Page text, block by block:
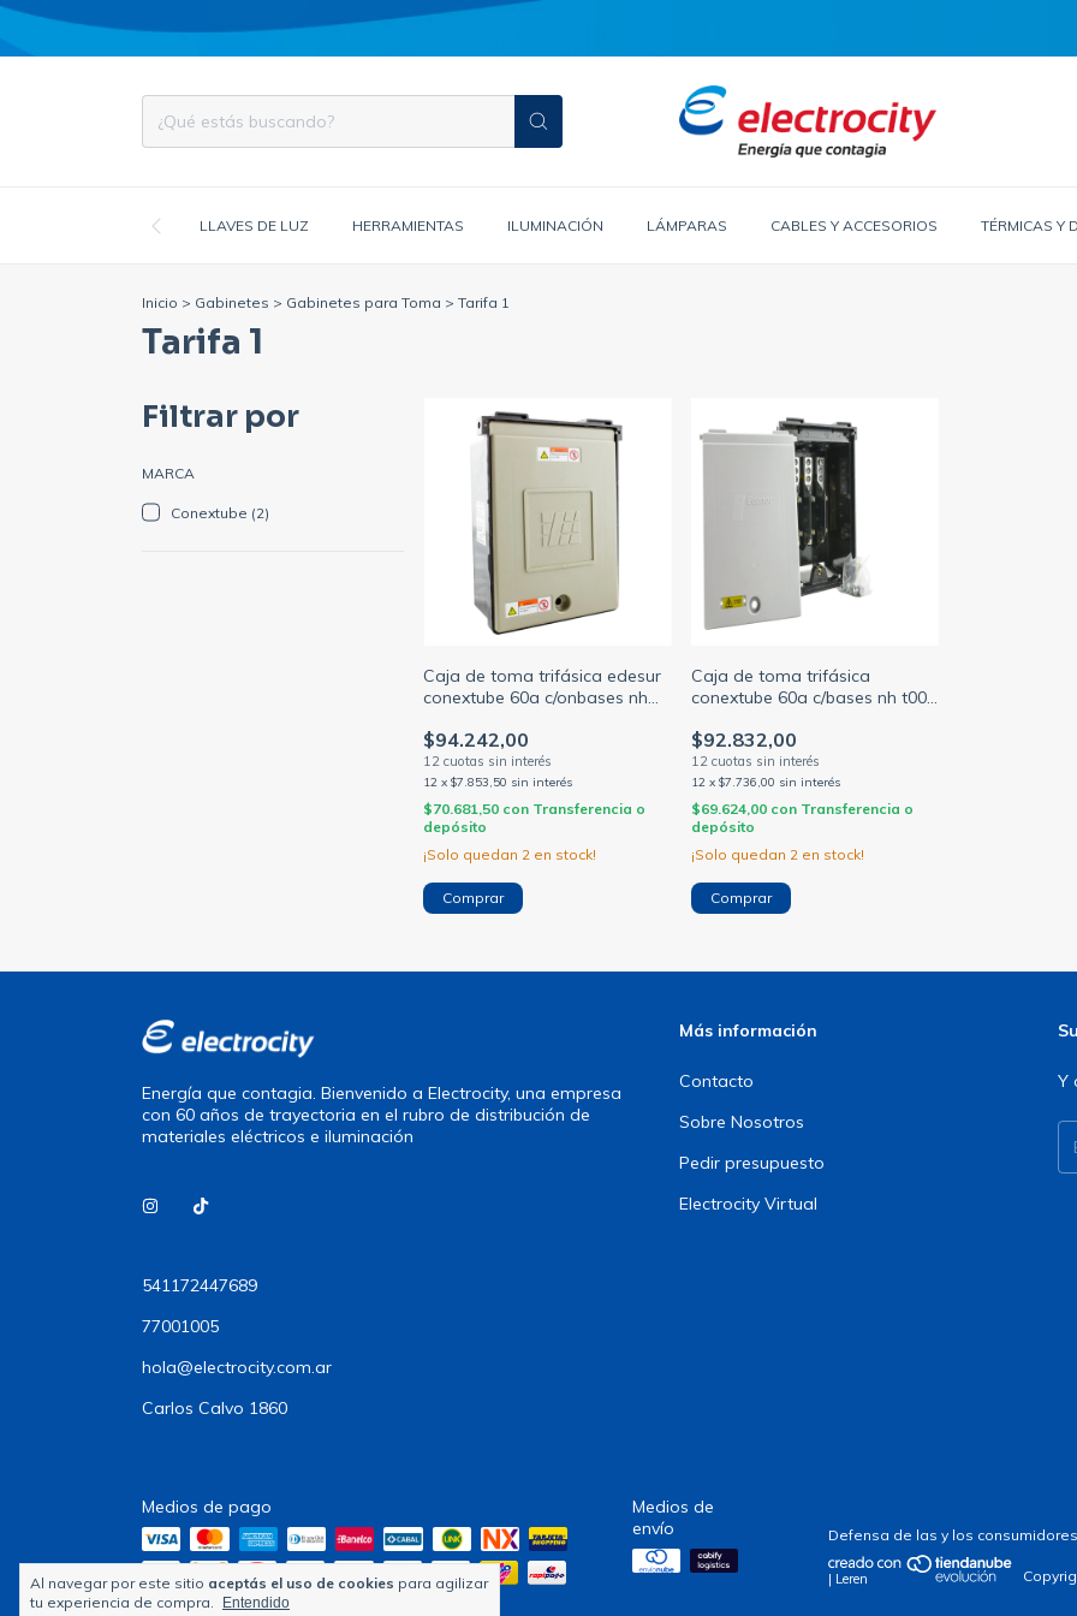
LLAVES DE LUZ HERRAMIENTAS ILUMINACIÓN LÁMPARAS CABLES Y ACCESORIOS TÉRMICAS Y
Al navegar por este sitio aceptás el uso de cookies para agilizar
tu experiencia de compra.
Entendido
Inicio > Gabinetes > Gabinetes para Toma > Tarifa 1
Tarifa 1
Filtrar por
MARCA
Conextube (2)
Caja de toma trifásica edesur
conextube 60a c/onbases nh
$94.242,00
12 x$7.853,50 sin interés
$70.681,50 con Transferencia o
depósito
¡Solo quedan 2 en stock!
Caja de toma trifásica
conextube 60a c/bases nh t00
$92.832,00
12 x $7.736,00 sin interés
$69.624,00 con Transferencia o
depósito
¡Solo quedan 2en stock!
Energía que contagia. Bienvenido a Electrocity, una empresa
con 60 años de trayectoria en el rubro de distribución de
materiales eléctricos e iluminación
541172447689
77001005
hola@electrocity.com.ar
Carlos Calvo 1860
Más información
Contacto
Sobre Nosotros
Pedir presupuesto
Electrocity Virtual
Y
Medios de pago
Medios de
envío
Defensa de las y los
| Leren